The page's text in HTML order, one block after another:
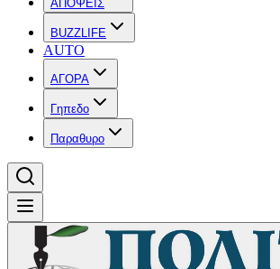
ΑΠΟΨΕΙΣ
BUZZLIFE
AUTO
ΑΓΟΡΑ
Γηπεδο
Παραθυρο